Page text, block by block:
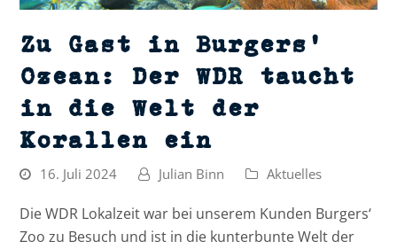
Zu Gast in Burgers‘
Ozean: Der WDR taucht
in die Welt der
Korallen ein
16. Juli 2024 Julian Binn Aktuelles
Die WDR Lokalzeit war bei unserem Kunden Burgers‘
Zoo zu Besuch und ist in die kunterbunte Welt der